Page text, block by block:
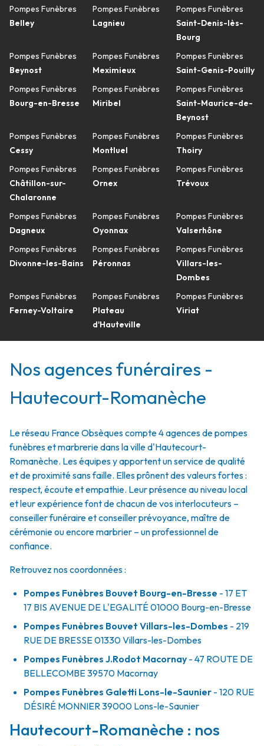
Pompes Funèbres
Belley
Pompes Funèbres
Beynost
Pompes Funèbres
Bourg-en-Bresse
Pompes Funèbres
Cessy
Pompes Funèbres
Châtillon-sur-
Chalaronne
Pompes Funèbres
Dagneux
Pompes Funèbres
Divonne-les-Bains
Pompes Funèbres
Ferney-Voltaire
Pompes Funèbres
Lagnieu
Pompes Funèbres
Meximieux
Pompes Funèbres
Miribel
Pompes Funèbres
Montluel
Pompes Funèbres
Ornex
Pompes Funèbres
Oyonnax
Pompes Funèbres
Péronnas
Pompes Funèbres
Plateau
d'Hauteville
Pompes Funèbres
Saint-Denis-lès-
Bourg
Pompes Funèbres
Saint-Genis-Pouilly
Pompes Funèbres
Saint-Maurice-de-
Beynost
Pompes Funèbres
Thoiry
Pompes Funèbres
Trévoux
Pompes Funèbres
Valserhône
Pompes Funèbres
Villars-les-
Dombes
Pompes Funèbres
Viriat
Nos agences funéraires -
Hautecourt-Romanèche
Le réseau France Obsèques compte 4 agences de pompes
funèbres et marbrerie dans la ville d'Hautecourt-
Romanèche. Les équipes y apportent un service de qualité
et de proximité sans faille. Elles prônent des valeurs fortes :
respect, écoute et empathie. Leur présence au niveau local
et leur expérience font de chacun de vos interlocuteurs –
conseiller funéraire et conseiller prévoyance, maître de
cérémonie ou encore marbrier – un professionnel de
confiance.
Retrouvez nos coordonnées :
Pompes Funèbres Bouvet Bourg-en-Bresse - 17 ET
17 BIS AVENUE DE L'EGALITÉ01000 Bourg-en-Bresse
Pompes Funèbres Bouvet Villars-les-Dombes - 219
RUE DE BRESSE01330Villars-les-Dombes
Pompes Funèbres J.Rodot Macornay - 47 ROUTE DE
BELLECOMBE39570 Macornay
Pompes Funèbres Galetti Lons-le-Saunier - 120 RUE
DÉSIRÉ MONNIER39000 Lons-le-Saunier
Hautecourt-Romanèche : nos